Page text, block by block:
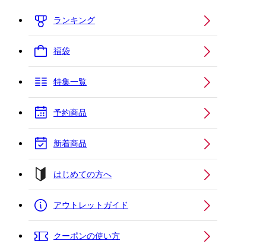
ランキング
福袋
特集一覧
予約商品
新着商品
はじめての方へ
アウトレットガイド
クーポンの使い方